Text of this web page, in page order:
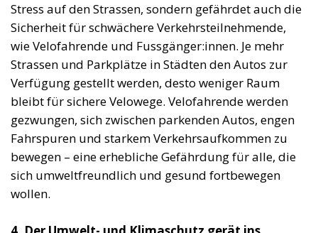
Stress auf den Strassen, sondern gefährdet auch die
Sicherheit für schwächere Verkehrsteilnehmende,
wie Velofahrende und Fussgänger:innen. Je mehr
Strassen und Parkplätze in Städten den Autos zur
Verfügung gestellt werden, desto weniger Raum
bleibt für sichere Velowege. Velofahrende werden
gezwungen, sich zwischen parkenden Autos, engen
Fahrspuren und starkem Verkehrsaufkommen zu
bewegen – eine erhebliche Gefährdung für alle, die
sich umweltfreundlich und gesund fortbewegen
wollen.